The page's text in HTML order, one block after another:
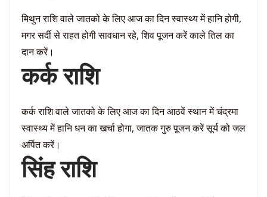
मिथुन राशि वाले जातको के लिए आज का दिन स्वास्थ्य में हानि होगी,
मगर सर्दी से राहत होगी सावधान रहे, शिव पूजन करें काले तिल का
दान करें।
कर्क राशि
कर्क राशि वाले जातको के लिए आज का दिन आठवें स्थान में चंद्रमा
स्वास्थ्य में हानि धन का खर्चा होगा, जातक गुरु पूजन करें सूर्य को जल
अर्पित करें।
सिंह राशि